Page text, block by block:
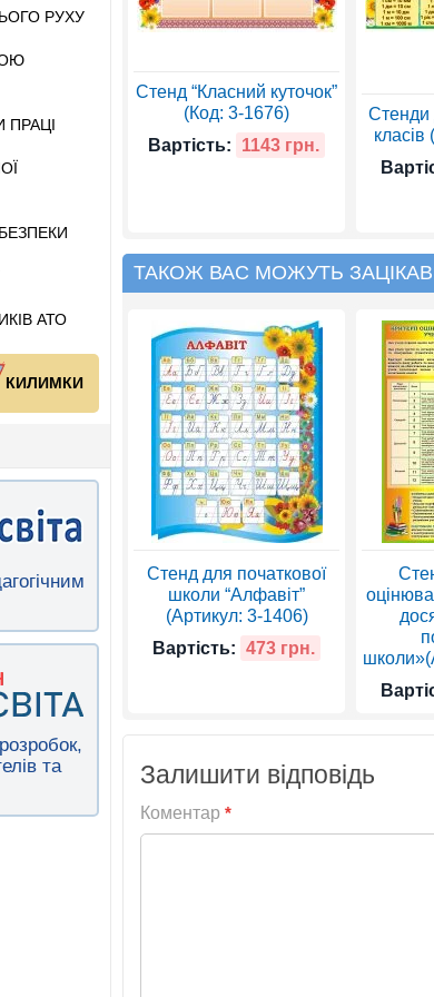
РУХУ
ПРАЦІ
АТО
КИЛИМКИ
та
Стенд “Класний куточок”
(Код: 3-1676)
Вартість:
1143 грн.
Стенди
ТАКОЖ ВАС МОЖУТЬ
Стенд для початкової
школи “Алфавіт”
(Артикул: 3-1406)
Вартість: 473 грн.
Залишити відповідь
Коментар *